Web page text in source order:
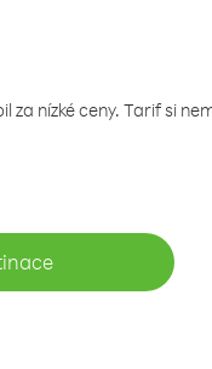
nízké ceny. Tarif si